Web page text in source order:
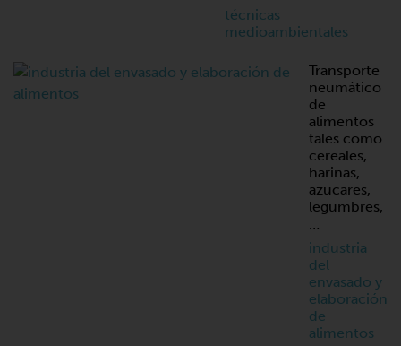
técnicas
medioambientales
Transporte
neumático
de
alimentos
tales como
cereales,
harinas,
azucares,
legumbres,
…
industria
del
envasado y
elaboración
de
alimentos